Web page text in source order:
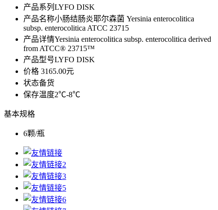
产品系列 LYFO DISK
产品名称小肠结肠炎耶尔森菌 Yersinia enterocolitica
subsp. enterocolitica ATCC 23715
产品详情Yersinia enterocolitica subsp. enterocolitica derived
from ATCC® 23715™
产品型号LYFO DISK
价格 3165.00元
状态备货
保存温度2℃-8℃
基本规格
6颗/瓶